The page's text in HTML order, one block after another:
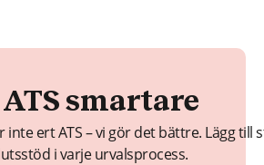
smartare
inte ert ATS – vi gör det bättre. Lägg till
i varje urvalsprocess.